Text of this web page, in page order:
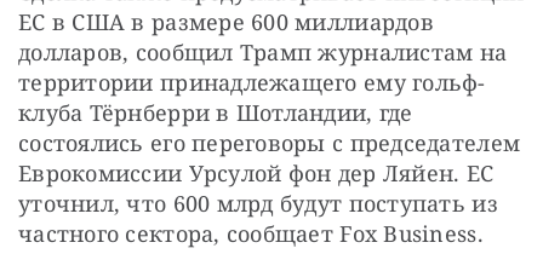
ЕС в США в размере 600 миллиардов
долларов, сообщил Трамп журналистам на
территории принадлежащего ему гольф-
клуба Тёрнберри в Шотландии, где
состоялись его переговоры с председателем
Еврокомиссии Урсулой фон дер Ляйен. ЕС
уточнил, что 600 млрд будут поступать из
частного сектора, сообщает Fox Business.